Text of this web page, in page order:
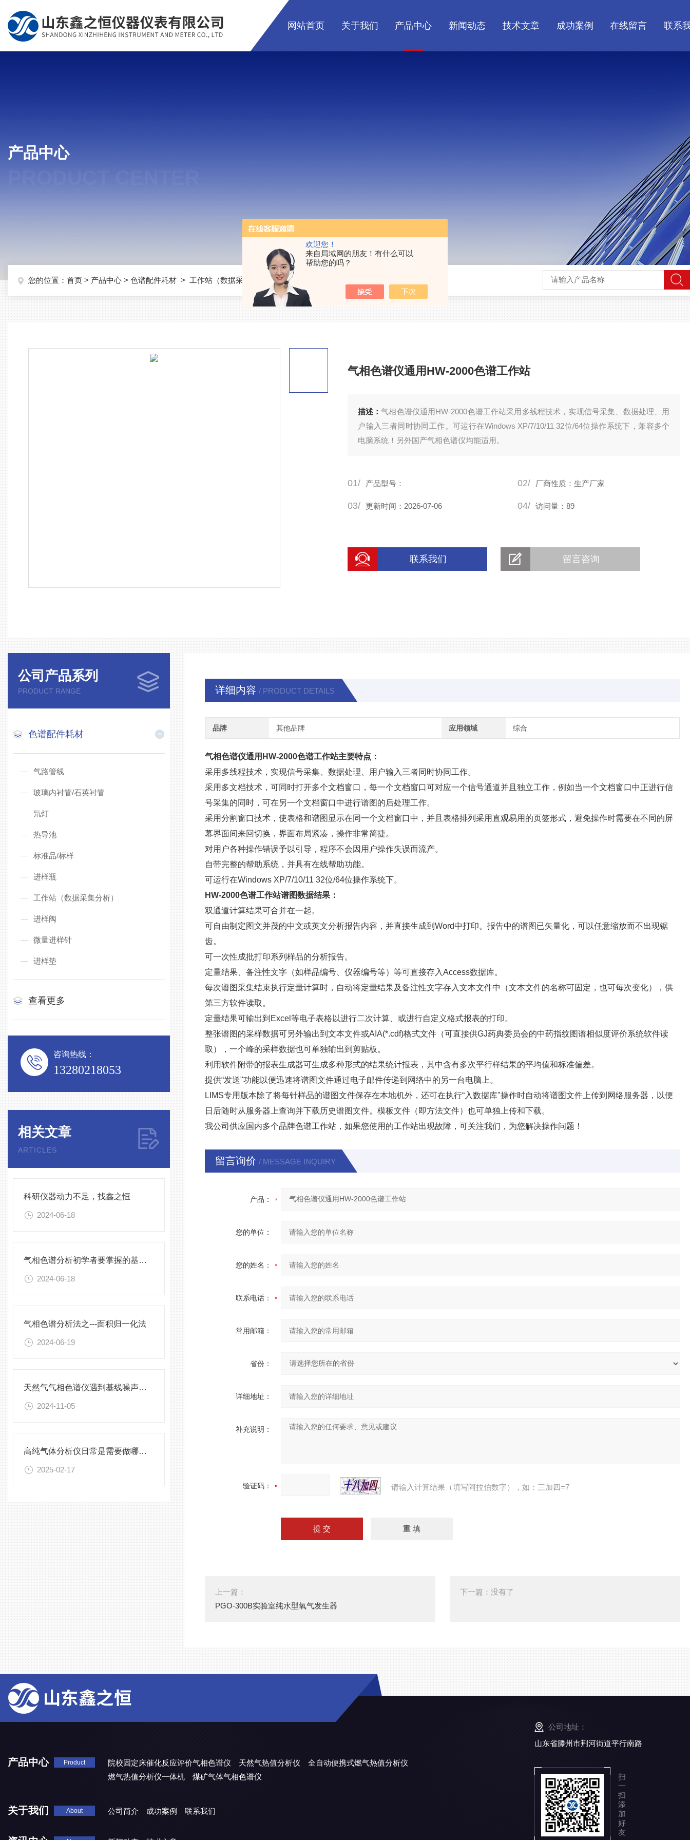
欢迎您！
来自局域网的朋友！有什么可以
帮助您的吗？
网站首页 关于我们 产品中心 新闻动态 技术文章 成功案例 在线留言 联系
产品中心
您的位置： 首页 > 产品中心 > 色谱配件耗材 > 工作站（数据采集分析）>气相色谱仪通用HW-2000色谱工作站
气相色谱仪通用HW-2000色谱工作站
描述：气相色谱仪通用HW-2000色谱工作站采用多线程技术，实现信号采集、数据处理、用
户输入三者同时协同工作。可运行在Windows XP/7/10/11 32位/64位操作系统下，兼容多个
电脑系统！另外国产气相色谱仪均能适用。
01/ 产品型号： 02/ 厂商性质：生产厂家
03/ 更新时间：2026-07-06 04/ 访问量：89
联系我们 留言咨询
公司产品系列
PRODUCT RANGE
色谱配件耗材
气路管线
玻璃内衬管/石英衬管
氘灯
热导池
标准品/标样
进样瓶
工作站（数据采集分析）
进样阀
微量进样针
进样垫
查看更多
咨询热线：
13280218053
相关文章
ARTICLES
科研仪器动力不足，找鑫之恒
2024-06-18
气相色谱分析初学者要掌握的基础知识
2024-06-18
气相色谱分析法之---面积归一化法
2024-06-19
天然气气相色谱仪遇到基线噪声大不要慌
2024-11-05
高纯气体分析仪日常是需要做哪些“体检”
2025-02-17
详细内容 / PRODUCT DETAILS
品牌 其他品牌 应用领域 综合
气相色谱仪通用HW-2000色谱工作站主要特点：
采用多线程技术，实现信号采集、数据处理、用户输入三者同时协同工作。
采用多文档技术，可同时打开多个文档窗口，每一个文档窗口可对应一个信号通道并且独立工作，例如当一个文档窗口中正进行信
号采集的同时，可在另一个文档窗口中进行谱图的后处理工作。
采用分割窗口技术，使表格和谱图显示在同一个文档窗口中，并且表格排列采用直观易用的页签形式，避免操作时需要在不同的屏
幕界面间来回切换，界面布局紧凑，操作非常简捷。
对用户各种操作错误予以引导，程序不会因用户操作失误而流产。
自带完整的帮助系统，并具有在线帮助功能。
可运行在Windows XP/7/10/11 32位/64位操作系统下。
HW-2000色谱工作站谱图数据结果：
双通道计算结果可合并在一起。
可自由制定图文并茂的中文或英文分析报告内容，并直接生成到Word中打印。报告中的谱图已矢量化，可以任意缩放而不出现锯
齿。
可一次性成批打印系列样品的分析报告。
定量结果、备注性文字（如样品编号、仪器编号等）等可直接存入Access数据库。
每次谱图采集结束执行定量计算时，自动将定量结果及备注性文字存入文本文件中（文本文件的名称可固定，也可每次变化），供
第三方软件读取。
定量结果可输出到Excel等电子表格以进行二次计算、或进行自定义格式报表的打印。
整张谱图的采样数据可另外输出到文本文件或AIA(*.cdf)格式文件（可直接供GJ药典委员会的中药指纹图谱相似度评价系统软件读
取），一个峰的采样数据也可单独输出到剪贴板。
利用软件附带的报表生成器可生成多种形式的结果统计报表，其中含有多次平行样结果的平均值和标准偏差。
提供“发送"功能以便迅速将谱图文件通过电子邮件传递到网络中的另一台电脑上。
LIMS专用版本除了将每针样品的谱图文件保存在本地机外，还可在执行“入数据库"操作时自动将谱图文件上传到网络服务器，以便
日后随时从服务器上查询并下载历史谱图文件。模板文件（即方法文件）也可单独上传和下载。
我公司供应国内多个品牌色谱工作站，如果您使用的工作站出现故障，可关注我们，为您解决操作问题！
留言询价 / MESSAGE INQUIRY
产品：
您的单位：
您的姓名：
联系电话：
常用邮箱：
省份：
详细地址：
补充说明：
验证码： 请输入计算结果（填写阿拉伯数字），如：三加四=7
上一篇：
PGO-300B实验室纯水型氧气发生器
下一篇：没有了
产品中心 Product 院校固定床催化反应评价气相色谱仪 天然气热值分析仪
全自动便携式燃气热值分析仪
燃气热值分析仪一体机
煤矿气体气相色谱仪
关于我们 About 公司简介 成功案例 联系我们
公司地址：
山东省滕州市荆河街道平行南路
扫
一
扫
添
加
好
友